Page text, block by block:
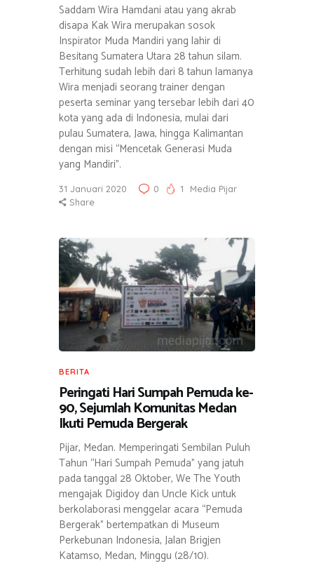
Saddam Wira Hamdani atau yang akrab
disapa Kak Wira merupakan sosok
Inspirator Muda Mandiri yang lahir di
Besitang Sumatera Utara 28 tahun silam.
Terhitung sudah lebih dari 8 tahun lamanya
Wira menjadi seorang trainer dengan
peserta seminar yang tersebar lebih dari 40
kota yang ada di Indonesia, mulai dari
pulau Sumatera, Jawa, hingga Kalimantan
dengan misi “Mencetak Generasi Muda
yang Mandiri”.
31 Januari 2020 0 1
Media Pijar
Share
BERITA
Peringati Hari Sumpah Pemuda ke-
90, Sejumlah Komunitas Medan
Ikuti Pemuda Bergerak
Pijar, Medan. Memperingati Sembilan Puluh
Tahun “Hari Sumpah Pemuda” yang jatuh
pada tanggal 28 Oktober, We The Youth
mengajak Digidoy dan Uncle Kick untuk
berkolaborasi menggelar acara “Pemuda
Bergerak” bertempatkan di Museum
Perkebunan Indonesia, Jalan Brigjen
Katamso, Medan, Minggu (28/10).